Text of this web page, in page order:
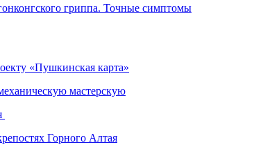
гриппа. Точные симптомы
«Пушкинская карта»
мастерскую
Горного Алтая